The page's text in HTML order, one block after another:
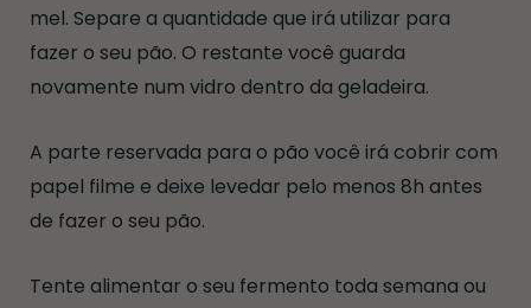
mel. Separe a quantidade que irá utilizar para
fazer o seu pão. O restante você guarda
novamente num vidro dentro da geladeira.
A parte reservada para o pão você irá cobrir com
papel filme e deixe levedar pelo menos 8h antes
de fazer o seu pão.
Tente alimentar o seu fermento toda semana ou